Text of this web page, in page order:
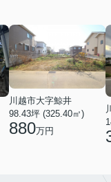
川越市大字鯨井
98.43坪 (325.40㎡)
880万円